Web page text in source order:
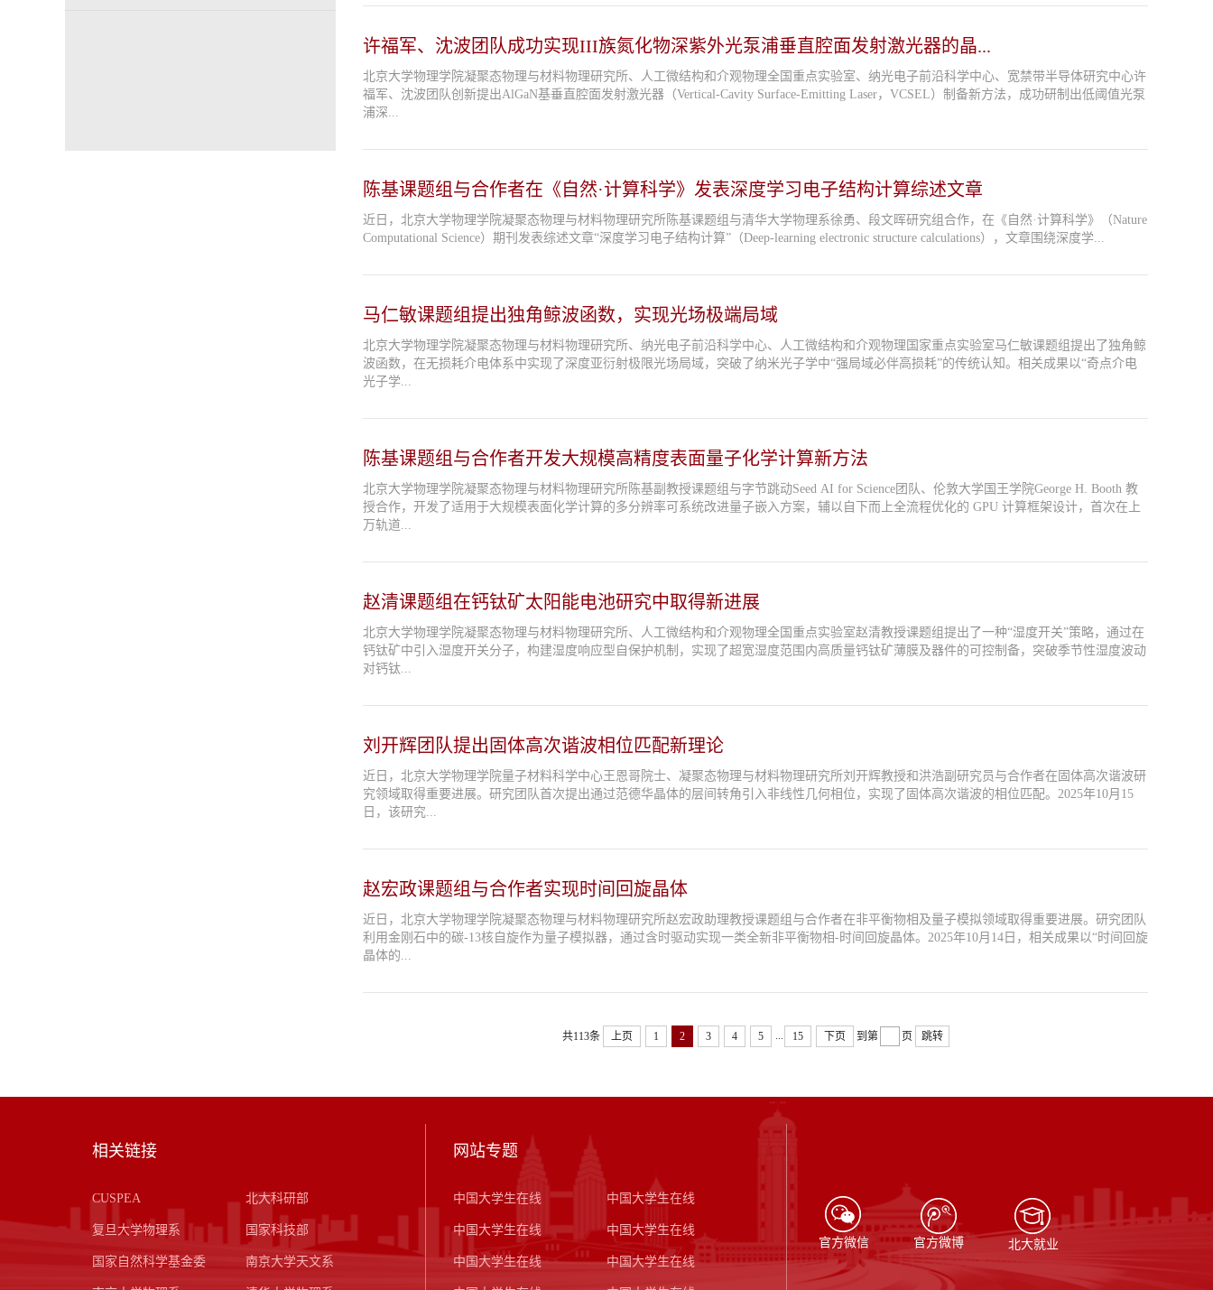
许福军、沈波团队成功实现III族氮化物深紫外光泵浦垂直腔面发射激光器的晶...
北京大学物理学院凝聚态物理与材料物理研究所、人工微结构和介观物理全国重点实验室、纳光电子前沿科学中心、宽禁带半导体研究中心许
福军、沈波团队创新提出AlGaN基垂直腔面发射激光器（Vertical-Cavity Surface-Emitting Laser，VCSEL）制备新方法，成功研制出低阈值光泵
浦深...
陈基课题组与合作者在《自然·计算科学》发表深度学习电子结构计算综述文章
近日，北京大学物理学院凝聚态物理与材料物理研究所陈基课题组与清华大学物理系徐勇、段文晖研究组合作，在《自然·计算科学》（Nature
Computational Science）期刊发表综述文章“深度学习电子结构计算”（Deep-learning electronic structure calculations），文章围绕深度学...
马仁敏课题组提出独角鲸波函数，实现光场极端局域
北京大学物理学院凝聚态物理与材料物理研究所、纳光电子前沿科学中心、人工微结构和介观物理国家重点实验室马仁敏课题组提出了独角鲸
波函数，在无损耗介电体系中实现了深度亚衍射极限光场局域，突破了纳米光子学中“强局域必伴高损耗”的传统认知。相关成果以“奇点介电
光子学...
陈基课题组与合作者开发大规模高精度表面量子化学计算新方法
北京大学物理学院凝聚态物理与材料物理研究所陈基副教授课题组与字节跳动Seed AI for Science团队、伦敦大学国王学院George H. Booth 教
授合作，开发了适用于大规模表面化学计算的多分辨率可系统改进量子嵌入方案，辅以自下而上全流程优化的 GPU 计算框架设计，首次在上
万轨道...
赵清课题组在钙钛矿太阳能电池研究中取得新进展
北京大学物理学院凝聚态物理与材料物理研究所、人工微结构和介观物理全国重点实验室赵清教授课题组提出了一种“湿度开关”策略，通过在
钙钛矿中引入湿度开关分子，构建湿度响应型自保护机制，实现了超宽湿度范围内高质量钙钛矿薄膜及器件的可控制备，突破季节性湿度波动
对钙钛...
刘开辉团队提出固体高次谐波相位匹配新理论
近日，北京大学物理学院量子材料科学中心王恩哥院士、凝聚态物理与材料物理研究所刘开辉教授和洪浩副研究员与合作者在固体高次谐波研
究领域取得重要进展。研究团队首次提出通过范德华晶体的层间转角引入非线性几何相位，实现了固体高次谐波的相位匹配。2025年10月15
日，该研究...
赵宏政课题组与合作者实现时间回旋晶体
近日，北京大学物理学院凝聚态物理与材料物理研究所赵宏政助理教授课题组与合作者在非平衡物相及量子模拟领域取得重要进展。研究团队
利用金刚石中的碳-13核自旋作为量子模拟器，通过含时驱动实现一类全新非平衡物相-时间回旋晶体。2025年10月14日，相关成果以“时间回旋
晶体的...
共113条 上页 1 2 3 4 5 ... 15 下页 到第 页 跳转
相关链接
CUSPEA 北大科研部
复旦大学物理系 国家科技部
国家自然科学基金委 南京大学天文系
网站专题
中国大学生在线 中国大学生在线
中国大学生在线 中国大学生在线
中国大学生在线 中国大学生在线
官方微信 官方微博 北大就业